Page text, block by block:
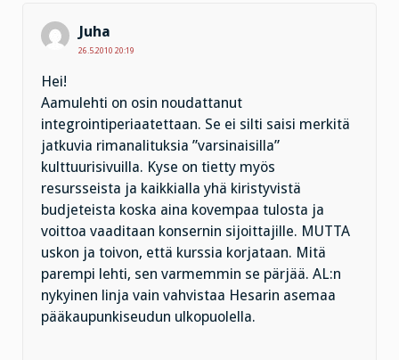
Juha
26.5.2010 20:19
Hei!
Aamulehti on osin noudattanut
integrointiperiaatettaan. Se ei silti saisi merkitä
jatkuvia rimanalituksia ”varsinaisilla”
kulttuurisivuilla. Kyse on tietty myös
resursseista ja kaikkialla yhä kiristyvistä
budjeteista koska aina kovempaa tulosta ja
voittoa vaaditaan konsernin sijoittajille. MUTTA
uskon ja toivon, että kurssia korjataan. Mitä
parempi lehti, sen varmemmin se pärjää. AL:n
nykyinen linja vain vahvistaa Hesarin asemaa
pääkaupunkiseudun ulkopuolella.